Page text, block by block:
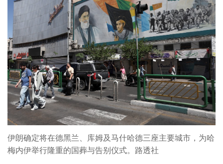
伊朗确定将在德黑兰、库姆及马什哈德三座主要城市，为哈
梅内伊举行隆重的国葬与告别仪式。路透社